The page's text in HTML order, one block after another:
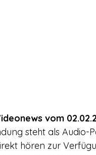
vom
steht als
hören zur